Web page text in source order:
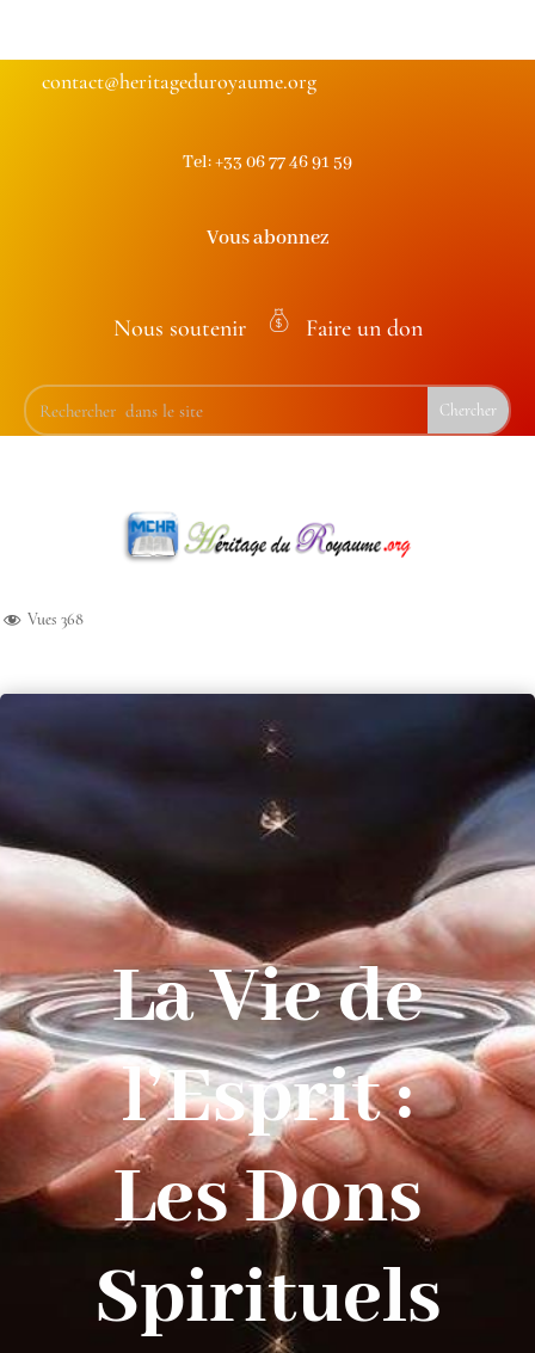
contact@heritageduroyaume.org
Tel: +33 06 77 46 91 59
Vous abonnez
Nous soutenir
on
ba
on
Faire un don
Vues 368
La Vie de
l’Esprit :
Les Dons
Spirituels